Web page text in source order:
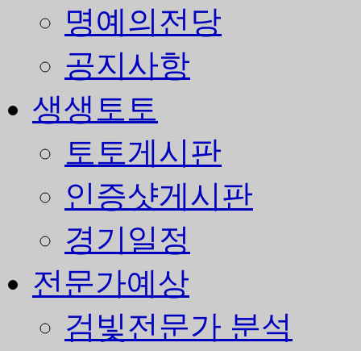
명예의전당
공지사항
생생토토
토토게시판
인증샷게시판
경기일정
전문가예상
검빛전문가 분석